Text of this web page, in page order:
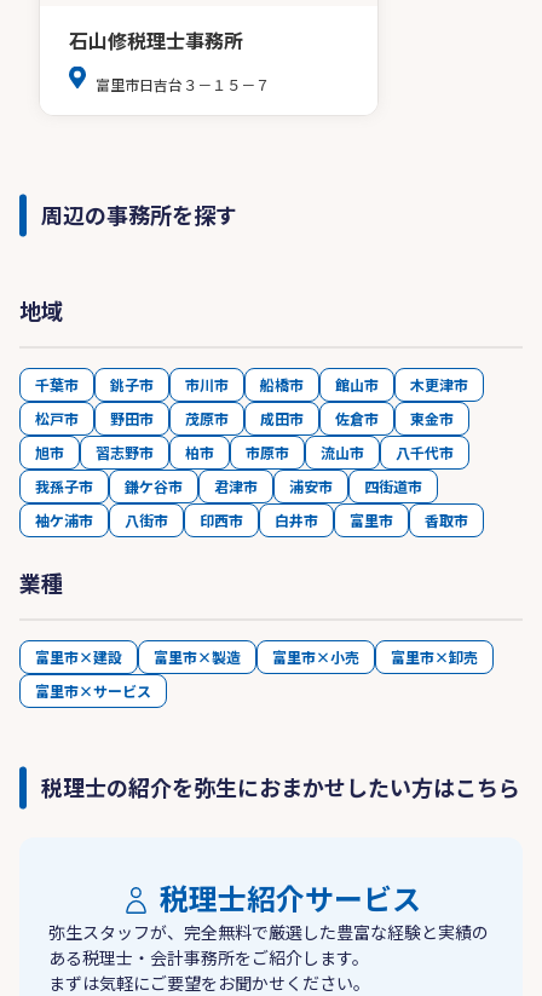
石山修税理士事務所
富里市日吉台３－１５－７
周辺の事務所を探す
地域
千葉市 銚子市 市川市 船橋市 館山市
木更津市
松戸市
野田市 茂原市 成田市 佐倉市
東金市
旭市
習志野市 柏市 市原市 流山市
八千代市
我孫子市
鎌ケ谷市 君津市 浦安市
四街道市
袖ケ浦市
八街市 印西市 白井市 富里市 香取市
業種
富里市×建設 富里市×製造 富里市×小売
富里市×卸売
富里市×サービス
税理士の紹介を弥生におまかせしたい方はこちら
税理士紹介サービス
弥生スタッフが、完全無料で厳選した豊富な経験と実績の
ある税理士・会計事務所をご紹介します。
まずは気軽にご要望をお聞かせください。